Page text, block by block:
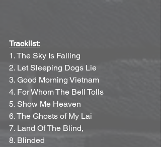
Tracklist:
1. The Sky Is Falling
2. Let Sleeping Dogs Lie
3. Good Morning Vietnam
4. For Whom The Bell Tolls
5. Show Me Heaven
6. The Ghosts of My Lai
7. Land Of The Blind,
8. Blinded